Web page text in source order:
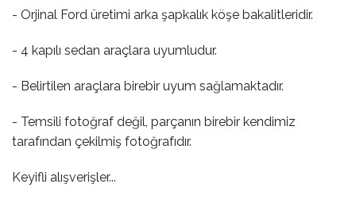
- Orjinal Ford üretimi arka şapkalık köşe bakalitleridir.
- 4 kapılı sedan araçlara uyumludur.
- Belirtilen araçlara birebir uyum sağlamaktadır.
- Temsili fotoğraf değil, parçanın birebir kendimiz
tarafından çekilmiş fotoğrafıdır.
Keyifli alışverişler...